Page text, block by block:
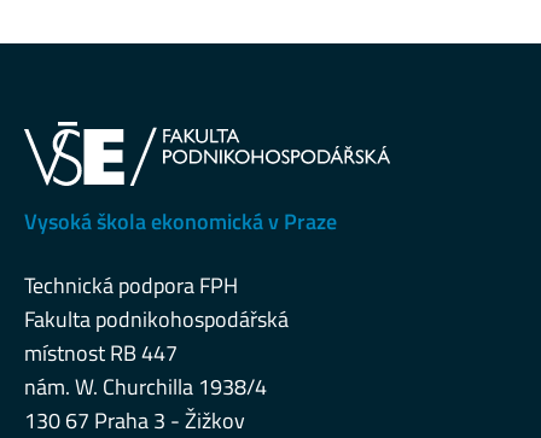
Vysoká škola ekonomická v Praze
Technická podpora FPH
Fakulta podnikohospodářská
místnost RB 447
nám. W. Churchilla 1938/4
130 67 Praha 3 - Žižkov